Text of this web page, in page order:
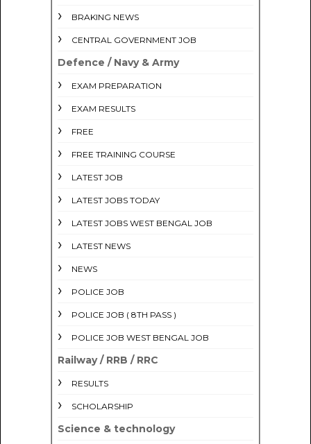
BRAKING NEWS
CENTRAL GOVERNMENT JOB
Defence / Navy & Army
EXAM PREPARATION
EXAM RESULTS
FREE
FREE TRAINING COURSE
LATEST JOB
LATEST JOBS TODAY
LATEST JOBS WEST BENGAL JOB
LATEST NEWS
NEWS
POLICE JOB
POLICE JOB ( 8TH PASS )
POLICE JOB WEST BENGAL JOB
Railway / RRB / RRC
RESULTS
SCHOLARSHIP
Science & technology